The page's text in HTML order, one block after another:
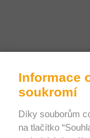
Informace
soukromí
Díky souborům
na tlačítko